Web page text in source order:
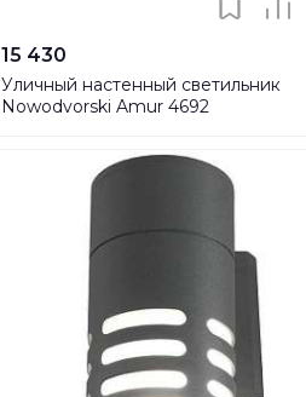
15 430
Уличный настенный светильник
Nowodvorski Amur 4692